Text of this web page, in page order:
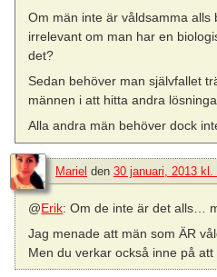
Om män inte är våldsamma alls
irrelevant om man har en
det?
Sedan behöver man självfallet
männen i att hitta andra
Alla andra män behöver dock
Mariel den 30 januari, 2013 kl.
@Erik: Om de inte är det alls…
Jag menade att män som ÄR
Men du verkar också inne på